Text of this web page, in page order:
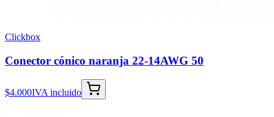
Clickbox
Conector cónico naranja 22-14AWG 50
$4.000IVA incluido